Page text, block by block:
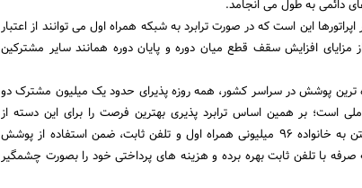
این است که در صورت ترابرد به شبکه همراه اول می توانند از اعتبار
مزایای افزایش سقف قطع میان دوره و پایان دوره همانند سایر مشترکین
ترین پوشش در سراسر کشور، همه روزه پذیرای حدود یک میلیون مشترک دو
است؛ بر همین اساس ترابرد پذیری بهترین فرصت را برای این دسته از
مشترکین تلفن همراه بوجود آورده تا با پیوستن به خانواده 96 میلیونی همراه اول و تلفن ثابت، ضمن استفاده از پوشش
با تلفن ثابت بهره برده و هزینه های پرداختی خود را بصورت چشمگیر